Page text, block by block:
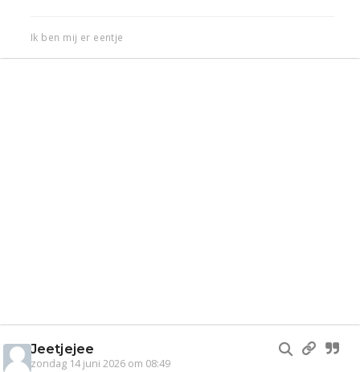
Ik ben mij er eentje
Jeetjejee
zondag 14 juni 2026 om 08:49